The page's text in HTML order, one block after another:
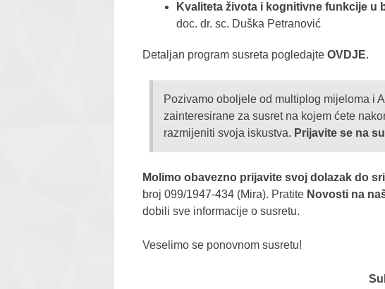
Kvaliteta života i kognitivne funkcije u
doc. dr. sc. Duška Petranović
Detaljan program susreta pogledajte OVDJE.
Pozivamo oboljele od multiplog mijeloma i
zainteresirane za susret na kojem ćete
razmijeniti svoja iskustva. Prijavite se na
Molimo obavezno prijavite svoj dolazak do
broj 099/1947-434 (Mira). Pratite Novosti na
dobili sve informacije o susretu.
Veselimo se ponovnom susretu!